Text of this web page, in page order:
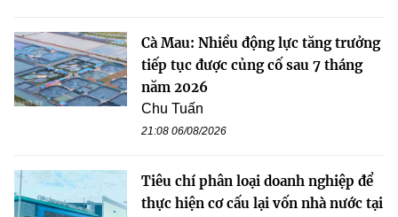
Cà Mau: Nhiều động lực tăng trưởng
tiếp tục được củng cố sau 7 tháng
năm 2026
Chu Tuấn
21:08 06/08/2026
Tiêu chí phân loại doanh nghiệp để
thực hiện cơ cấu lại vốn nhà nước tại